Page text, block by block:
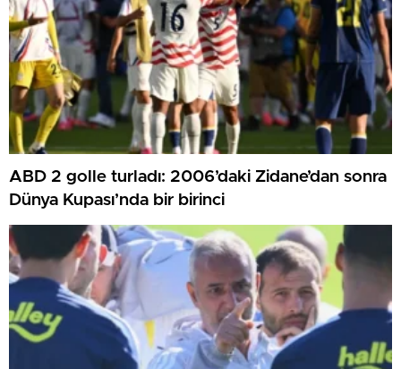
ABD 2 golle turladı: 2006’daki Zidane’dan sonra
Dünya Kupası’nda bir birinci